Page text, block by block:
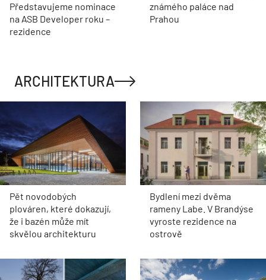
Představujeme nominace
na ASB Developer roku –
rezidence
známého paláce nad
Prahou
ARCHITEKTURA
Pět novodobých
plováren, které dokazují,
že i bazén může mít
skvělou architekturu
Bydlení mezi dvěma
rameny Labe. V Brandýse
vyroste rezidence na
ostrově